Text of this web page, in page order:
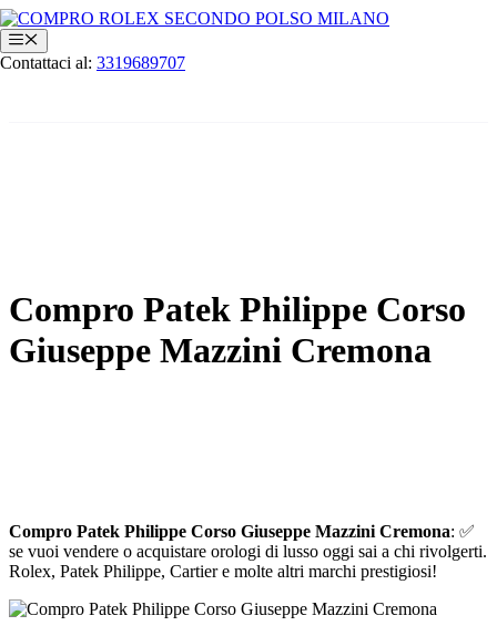
Vai
al
contenuto
Menu
Contattaci al: 3319689707
Compro Patek Philippe Corso
Giuseppe Mazzini Cremona
Compro Patek Philippe Corso Giuseppe Mazzini Cremona: ✅
se vuoi vendere o acquistare orologi di lusso oggi sai a chi rivolgerti.
Rolex, Patek Philippe, Cartier e molte altri marchi prestigiosi!